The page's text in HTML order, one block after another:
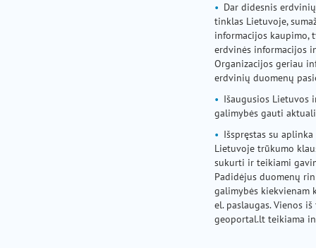
Dar didesnis
tinklas Lietuvoje,
informacijos kaupimo,
erdvinės informacijos
Organizacijos geriau
erdvinių duomenų
Išaugusios Lietuvos
galimybės gauti
Išspręstas su
Lietuvoje trūkumo
sukurti ir teikiami
Padidėjus duomenų
galimybės kiekvienam
el. paslaugas. Vienos
geoportal.lt teikiama